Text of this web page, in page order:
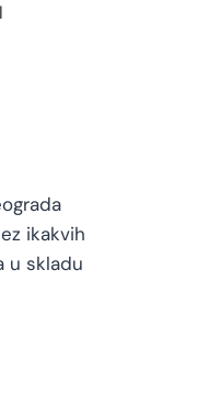
ikakvih
u skladu